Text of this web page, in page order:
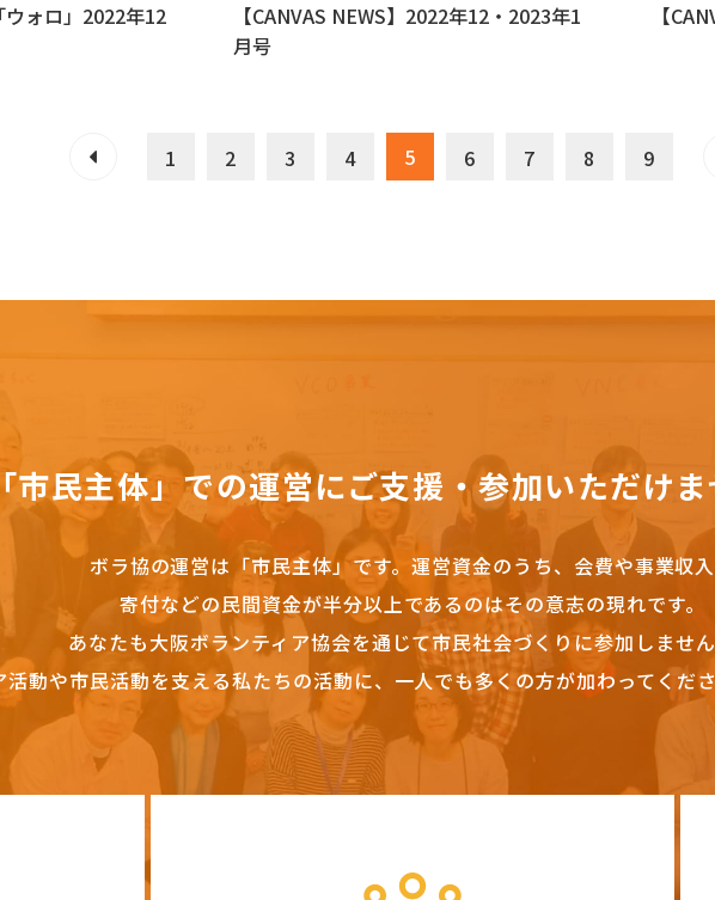
ォロ」2022年12
【CANVAS NEWS】2022年12・2023年1
月号
【
1 2 3 4 5 6 7 8 9
「市民主体」での運営にご支援・参加いただけま
ボラ協の運営は「市民主体」です。 運営資金のうち、会費や事業収入
寄付などの民間資金が半分以上であるのはその意志の現れです。
あなたも大阪ボランティア協会を通じて市民社会づくりに参加しませ
活動や市民活動を支える私たちの活動に、一人でも多くの方が加わってくださ